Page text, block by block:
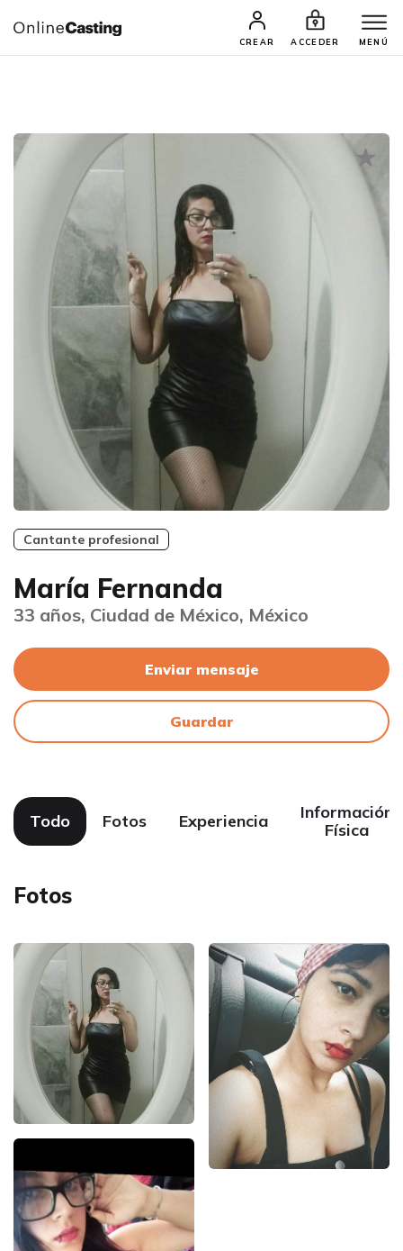
CREAR ACCEDER MENÚ
CASTINGS Y AUDICIONES TALENTOS
Cantante profesional
María Fernanda
33 años, Ciudad de México, México
Enviar mensaje
Guardar
Todo Fotos Experiencia
Información
Física
Fotos